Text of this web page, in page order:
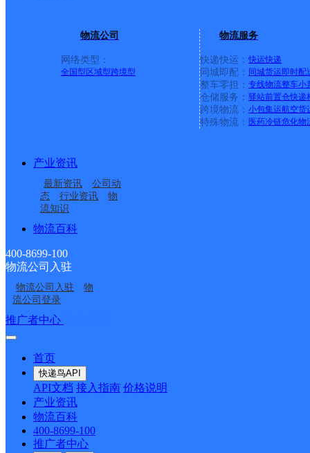
物流公司
网络类型：
全国型 区域型跨境型
物流服务
快递快运： 快运快递
同城即配： 同城货运即时配
整车零担： 专线物流整车小
仓储服务： 驿站前置仓快递
跨境物流： 小包集运航空货
特殊物流： 医药冷链危化物
产业资讯
最新资讯
公司动
态
行业资讯
物
流知识
物流百科
400-8699-100
物流公司入驻
物流公司入驻
物
流公司登录
推广者中心
首页
快递鸟API
API文档 接入指南 价格说明
产业资讯
物流百科
400-8699-100
推广者中心
塔城市
决方案
接口API
API接口文档
API接口 DEMO下载
关于我们
公司介绍 企业动态
合作伙伴 快递鸟接口服务协议